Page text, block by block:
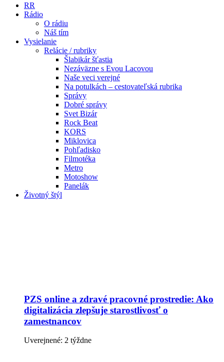
RR
Rádio
O rádiu
Náš tím
Vysielanie
Relácie / rubriky
Šlabikár šťastia
Nezáväzne s Evou Lacovou
Naše veci verejné
Na potulkách – cestovateľská rubrika
Správy
Dobré správy
Svet Bizár
Rock Beat
KORS
Miklovica
Pohľadisko
Filmotéka
Metro
Motoshow
Panelák
Životný štýl
PZS online a zdravé pracovné prostredie: Ako
digitalizácia zlepšuje starostlivosť o
zamestnancov
Uverejnené: 2 týždne